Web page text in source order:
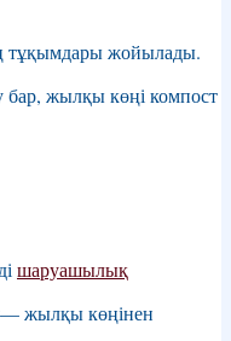
тұқымдары жойылады.
бар, жылқы көңі компост
шаруашылық
жылқы көңінен